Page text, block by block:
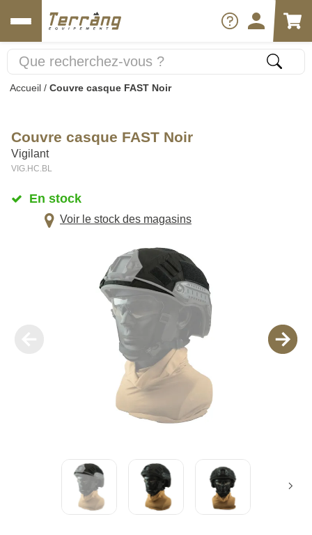
Accueil / Couvre casque FAST Noir
Couvre casque FAST Noir
Vigilant
VIG.HC.BL
En stock
Voir le stock des magasins